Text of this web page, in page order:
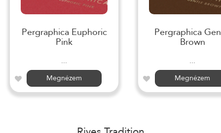
Pergraphica Euphoric
Pink
...
Megnézem
Pergraphica
Brown
...
Megnézem